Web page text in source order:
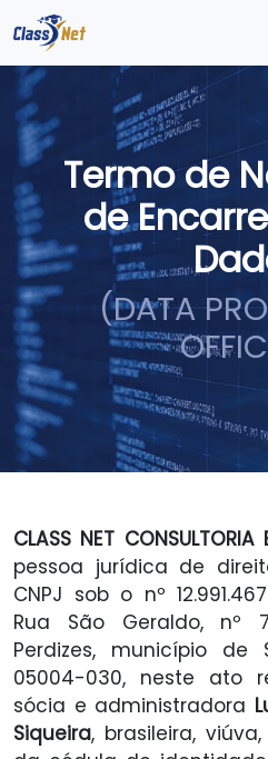
Termo de
de
(DATA
CLASS NET CONSULTORIA
pessoa jurídica de
CNPJ sob o nº
Rua São Geraldo, nº
Perdizes, município de
05004-030, neste ato
sócia e administradora
Siqueira, brasileira,